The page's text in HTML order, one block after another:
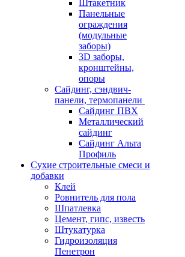
Штакетник
Панельные
ограждения
(модульные
заборы)
3D заборы,
кронштейны,
опоры
Cайдинг, сэндвич-
панели, термопанели
Сайдинг ПВХ
Металлический
сайдинг
Сайдинг Альта
Профиль
Сухие строительные смеси и
добавки
Клей
Ровнитель для пола
Шпатлевка
Цемент, гипс, известь
Штукатурка
Гидроизоляция
Пенетрон